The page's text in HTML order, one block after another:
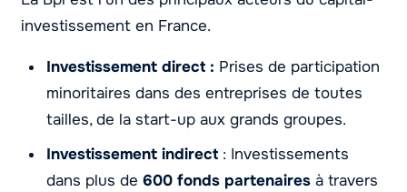
investissement en France.
Investissement direct : Prises de participation
minoritaires dans des entreprises de toutes
tailles, de la start-up aux grands groupes.
Investissement indirect : Investissements
dans plus de600 fonds partenaires à travers